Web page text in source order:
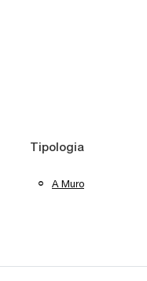
Tipologia
A Muro